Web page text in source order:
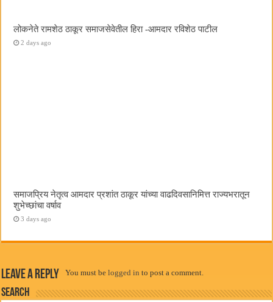
लोकनेते रामशेठ ठाकूर समाजसेवेतील हिरा -आमदार रविशेठ पाटील
2 days ago
समाजप्रिय नेतृत्व आमदार प्रशांत ठाकूर यांच्या वाढदिवसानिमित्त राज्यभरातून
शुभेच्छांचा वर्षाव
3 days ago
Leave a Reply You must belogged in to post a comment.
Search